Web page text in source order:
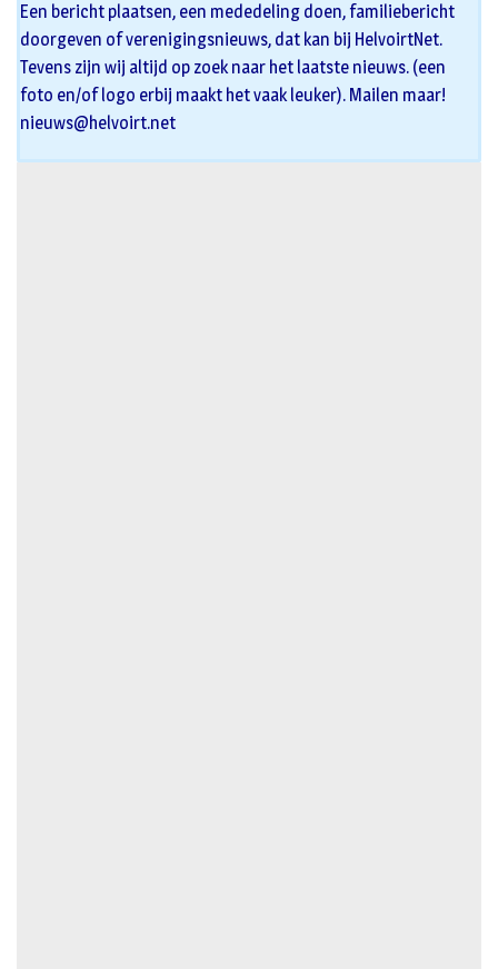
Een bericht plaatsen, een mededeling doen, familiebericht
doorgeven of verenigingsnieuws, dat kan bij HelvoirtNet.
Tevens zijn wij altijd op zoek naar het laatste nieuws. (een
foto en/of logo erbij maakt het vaak leuker). Mailen maar!
nieuws@helvoirt.net